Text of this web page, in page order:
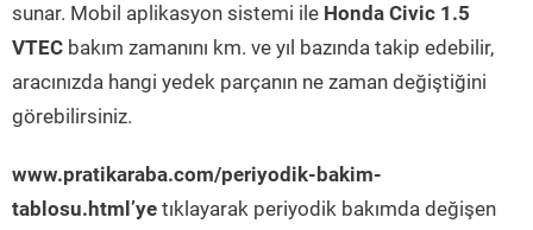
sunar. Mobil aplikasyon sistemi ile Honda Civic 1.5
VTEC bakım zamanını km. ve yıl bazında takip edebilir,
aracınızda hangi yedek parçanın ne zaman değiştiğini
görebilirsiniz.
www.pratikaraba.com/periyodik-bakim-
tablosu.html’ye tıklayarak periyodik bakımda değişen